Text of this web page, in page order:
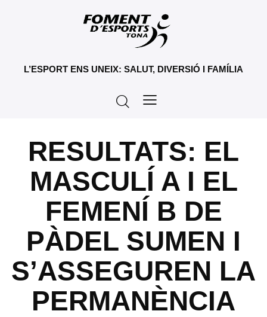
L’ESPORT ENS UNEIX: SALUT, DIVERSIÓ I FAMÍLIA
RESULTATS: EL
MASCULÍ A I EL
FEMENÍ B DE
PÀDEL SUMEN I
S’ASSEGUREN LA
PERMANÈNCIA